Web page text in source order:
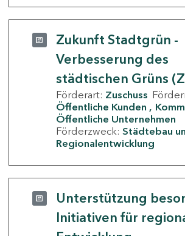
Zukunft Stadtgrün -
Verbesserung des
städtischen Grüns
Förderart: Zuschuss
Öffentliche Kunden
Öffentliche Unternehmen
Förderzweck: Städtebau
Regionalentwicklung
Unterstützung
Initiativen für